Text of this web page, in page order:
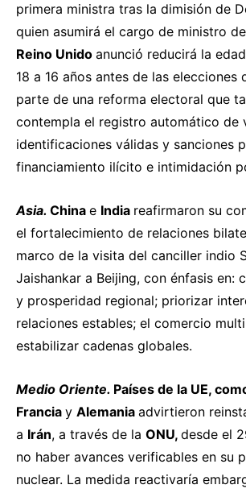
primera ministra tras la dimisión de
quien asumirá el cargo de ministro
Reino Unido anunció reducirá la
18 a 16 años antes de las elecciones
parte de una reforma electoral que
contempla el registro automático de
identificaciones válidas y sanciones
financiamiento ilícito e intimidación
Asia. China e India reafirmaron su
el fortalecimiento de relaciones
marco de la visita del canciller indio
Jaishankar a Beijing, con énfasis en:
y prosperidad regional; priorizar
relaciones estables; el comercio
estabilizar cadenas globales.
Medio Oriente. Países de la UE,
Francia y Alemania advirtieron
a Irán, a través de la ONU, desde el
no haber avances verificables en su
nuclear. La medida reactivaría